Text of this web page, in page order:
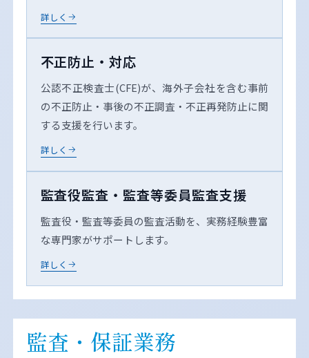
詳しく
不正防止・対応
公認不正検査士(CFE)が、海外子会社を含む事前
の不正防止・事後の不正調査・不正再発防止に関
する支援を行います。
詳しく
監査役監査・監査等委員監査支援
監査役・監査等委員の監査活動を、実務経験豊富
な専門家がサポートします。
詳しく
監査・保証業務